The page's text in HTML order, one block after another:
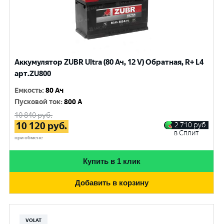
Аккумулятор ZUBR Ultra (80 Ач, 12 V) Обратная, R+ L4
арт.ZU800
Емкость:80 Ач
Пусковой ток:800 A
10 840руб.
10 120 руб.
при обмене
2 710 руб.
в Сплит
Купить в 1 клик
Добавить в корзину
VOLAT